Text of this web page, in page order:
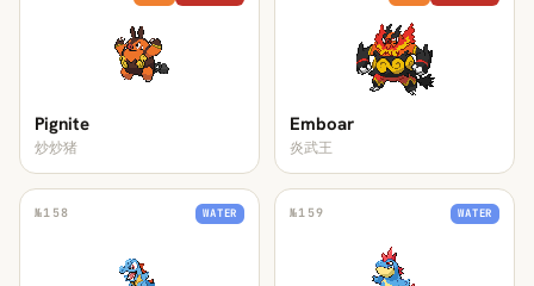
Pignite
炒炒猪
Emboar
炎武王
№158 WATER №159 WATER